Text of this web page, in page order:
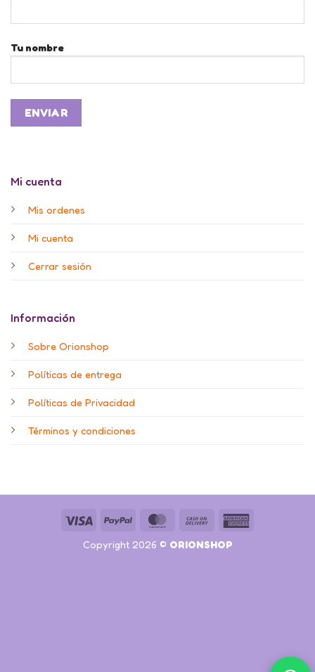
Mi cuenta
Mis ordenes
Mi cuenta
Cerrar sesión
Información
Sobre Orionshop
Políticas de entrega
Políticas de Privacidad
Términos y condiciones
Tu nombre
Visa PayPal MasterCard
Cash
Delivery
Copyright 2026 © ORIONSHOP